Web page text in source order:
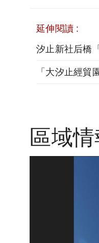
延伸閱讀 :
汐止新社后橋
「大汐止經貿
區域情